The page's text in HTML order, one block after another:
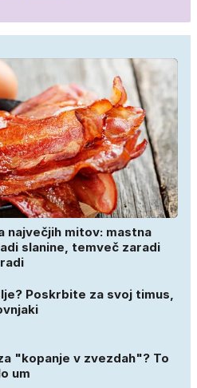
največjih mitov: mastna
slanine, temveč zaradi
Poskrbite za svoj timus,
"kopanje v zvezdah"? To
um